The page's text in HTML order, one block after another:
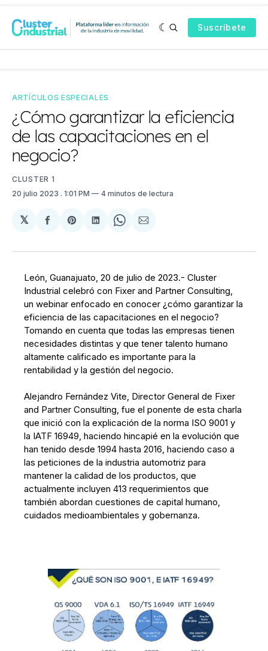
Suscríbete
ARTÍCULOS ESPECIALES
¿Cómo garantizar la eficiencia
de las capacitaciones en el
negocio?
CLUSTER 1
20 julio 2023 . 1:01 PM 4 minutos de lectura
𝕏
Compartir
Facebook
Share
Pinterest
Compartir
LinkedIn
Share
WhatsApp
Compartir
Email
León, Guanajuato, 20 de julio de 2023.- Cluster
Industrial celebró con Fixer and Partner Consulting,
un webinar enfocado en conocer ¿cómo garantizar la
eficiencia de las capacitaciones en el negocio?
Tomando en cuenta que todas las empresas tienen
necesidades distintas y que tener talento humano
altamente calificado es importante para la
rentabilidad y la gestión del negocio.
Alejandro Fernández Vite, Director General de Fixer
and Partner Consulting, fue el ponente de esta charla
que inició con la explicación de la norma ISO 9001 y
la IATF 16949, haciendo hincapié en la evolución que
han tenido desde 1994 hasta 2016, haciendo caso a
las peticiones de la industria automotriz para
mantener la calidad de los productos, que
actualmente incluyen 413 requerimientos que
también abordan cuestiones de capital humano,
cuidados medioambientales y gobernanza.